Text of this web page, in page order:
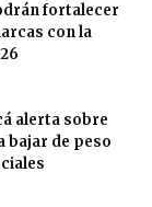
fortalecer
con la
alerta sobre
bajar de peso